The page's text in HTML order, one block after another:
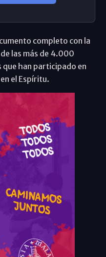
completo con la
las más de 4.000
que han participado en
el Espíritu.